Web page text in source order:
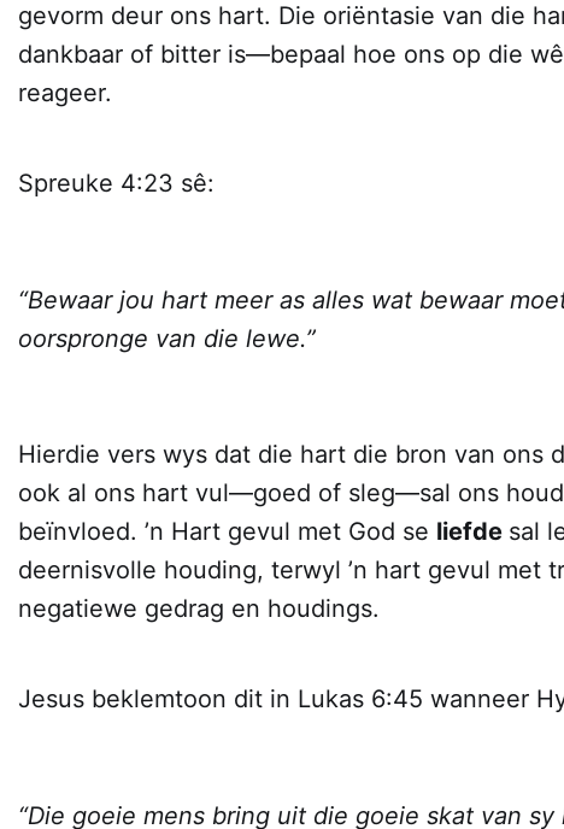
gevorm deur ons hart. Die oriëntasie van die
dankbaar of bitter is—bepaal hoe ons op die
reageer.
Spreuke 4:23 sê:
“Bewaar jou hart meer as alles wat bewaar
oorspronge van die lewe.”
Hierdie vers wys dat die hart die bron van ons
ook al ons hart vul—goed of sleg—sal ons
beïnvloed. ’n Hart gevul met God se liefde sal
deernisvolle houding, terwyl ’n hart gevul met
negatiewe gedrag en houdings.
Jesus beklemtoon dit in Lukas 6:45 wanneer
“Die goeie mens bring uit die goeie skat van